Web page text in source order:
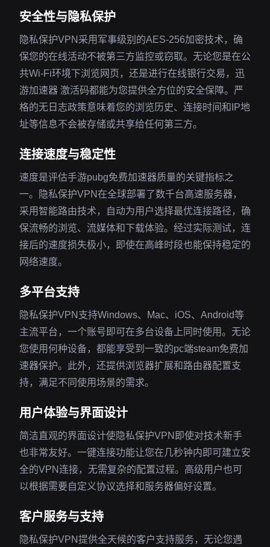
安全性与隐私保护
隐私保护VPN采用军事级别的AES-256加密技术，确
保您的在线活动不被第三方监控或窃取。无论您是在公
共Wi-Fi环境下浏览网页，还是进行在线银行交易，迅
游加速器 激活码都能为您提供全方位的安全保障。严
格的无日志政策意味着您的浏览历史、连接时间和IP地
址等信息不会被存储或共享给任何第三方。
连接速度与稳定性
速度是评估手游pubg免费加速器质量的关键指标之
一。隐私保护VPN在全球部署了数千台高速服务器，
采用智能路由技术，自动为用户选择最优连接路径，确
保流畅的浏览、流媒体和下载体验。经过实际测试，连
接后的速度损失极小，即使在高峰时段也能保持稳定的
网络速度。
多平台支持
隐私保护VPN支持Windows、Mac、iOS、Android等
主流平台，一个账号即可在多台设备上同时使用。无论
您使用何种设备，都能享受到一致的pc端steam免费加
速器保护。此外，还提供浏览器扩展和路由器配置支
持，满足不同使用场景的需求。
用户体验与界面设计
简洁直观的界面设计使隐私保护VPN即使对技术新手
也非常友好。一键连接功能让您在几秒钟内即可建立安
全的VPN连接，无需复杂的配置过程。高级用户也可
以根据需要自定义协议选择和服务器偏好设置。
客户服务与支持
隐私保护VPN提供全天候的客户支持服务，无论您遇